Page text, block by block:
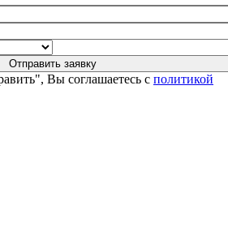
Вы соглашаетесь с политикой